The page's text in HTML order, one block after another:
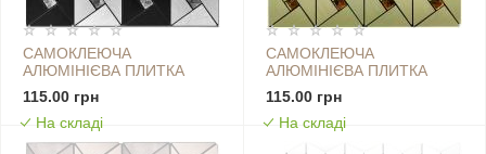
САМОКЛЕЮЧА
АЛЮМІНІЄВА ПЛИТКА
300Х300Х3ММ ЧОРНО-
СРІБНА ЗІ СТРАЗАМИ SW-
00001773
115.00 грн
На складі
САМОКЛЕЮЧА
АЛЮМІНІЄВА ПЛИТКА
ЗЕЛЕНЕ ЗОЛОТО ЗІ
СТРАЗАМИ SW-00001172
115.00 грн
На складі